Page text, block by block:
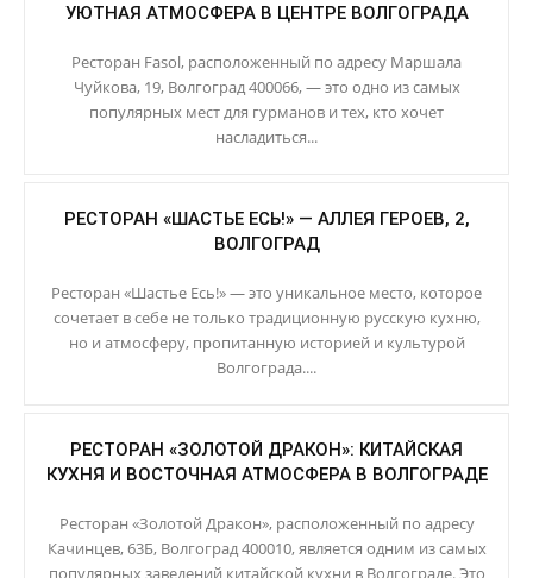
УЮТНАЯ АТМОСФЕРА В ЦЕНТРЕ ВОЛГОГРАДА
Ресторан Fasol, расположенный по адресу Маршала
Чуйкова, 19, Волгоград 400066, — это одно из самых
популярных мест для гурманов и тех, кто хочет
насладиться...
РЕСТОРАН «ШАСТЬЕ ЕСЬ!» — АЛЛЕЯ ГЕРОЕВ, 2,
ВОЛГОГРАД
Ресторан «Шастье Есь!» — это уникальное место, которое
сочетает в себе не только традиционную русскую кухню,
но и атмосферу, пропитанную историей и культурой
Волгограда....
РЕСТОРАН «ЗОЛОТОЙ ДРАКОН»: КИТАЙСКАЯ
КУХНЯ И ВОСТОЧНАЯ АТМОСФЕРА В ВОЛГОГРАДЕ
Ресторан «Золотой Дракон», расположенный по адресу
Качинцев, 63Б, Волгоград 400010, является одним из самых
популярных заведений китайской кухни в Волгограде. Это